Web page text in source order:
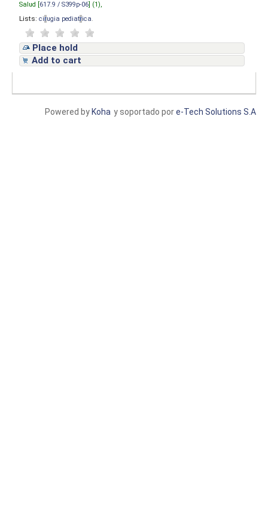
Salud [ 617.9 / S399p-06 ] (1),
Lists: cirugia pediatrica
Place hold
Add to cart
y soportado pore-Tech Solutions S.A
Powered by Koha